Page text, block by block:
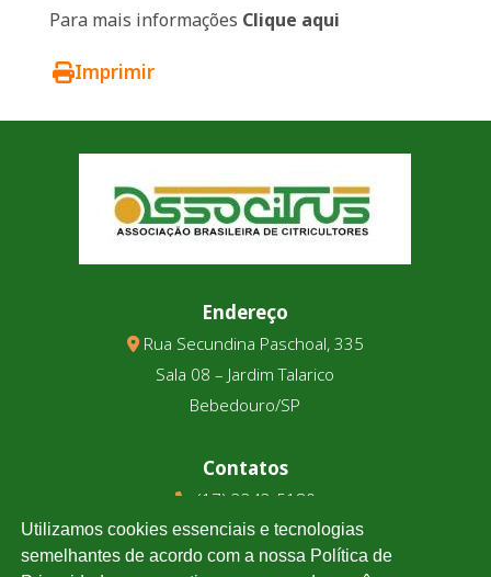
Para mais informações Clique aqui
Imprimir
Endereço
Rua Secundina Paschoal, 335
Sala 08 – Jardim Talarico
Bebedouro/SP
Contatos
(17) 3343-5180
(17) 99123-9831
Utilizamos cookies essenciais e tecnologias
semelhantes de acordo com a nossa Política de